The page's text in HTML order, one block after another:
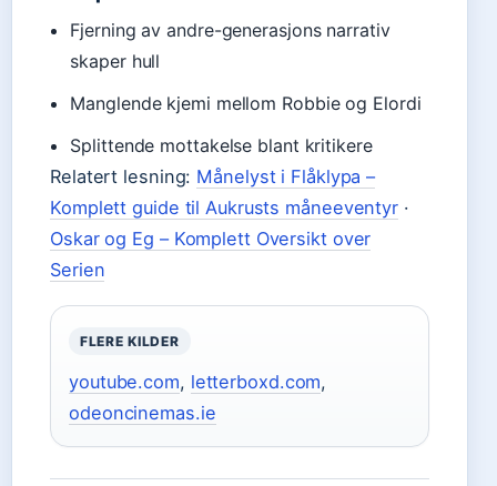
Fjerning av andre-generasjons narrativ
skaper hull
Manglende kjemi mellom Robbie og Elordi
Splittende mottakelse blant kritikere
Relatert lesning: Månelyst i Flåklypa –
Komplett guide til Aukrusts måneeventyr ·
Oskar og Eg – Komplett Oversikt over
Serien
FLERE KILDER
youtube.com, letterboxd.com,
odeoncinemas.ie